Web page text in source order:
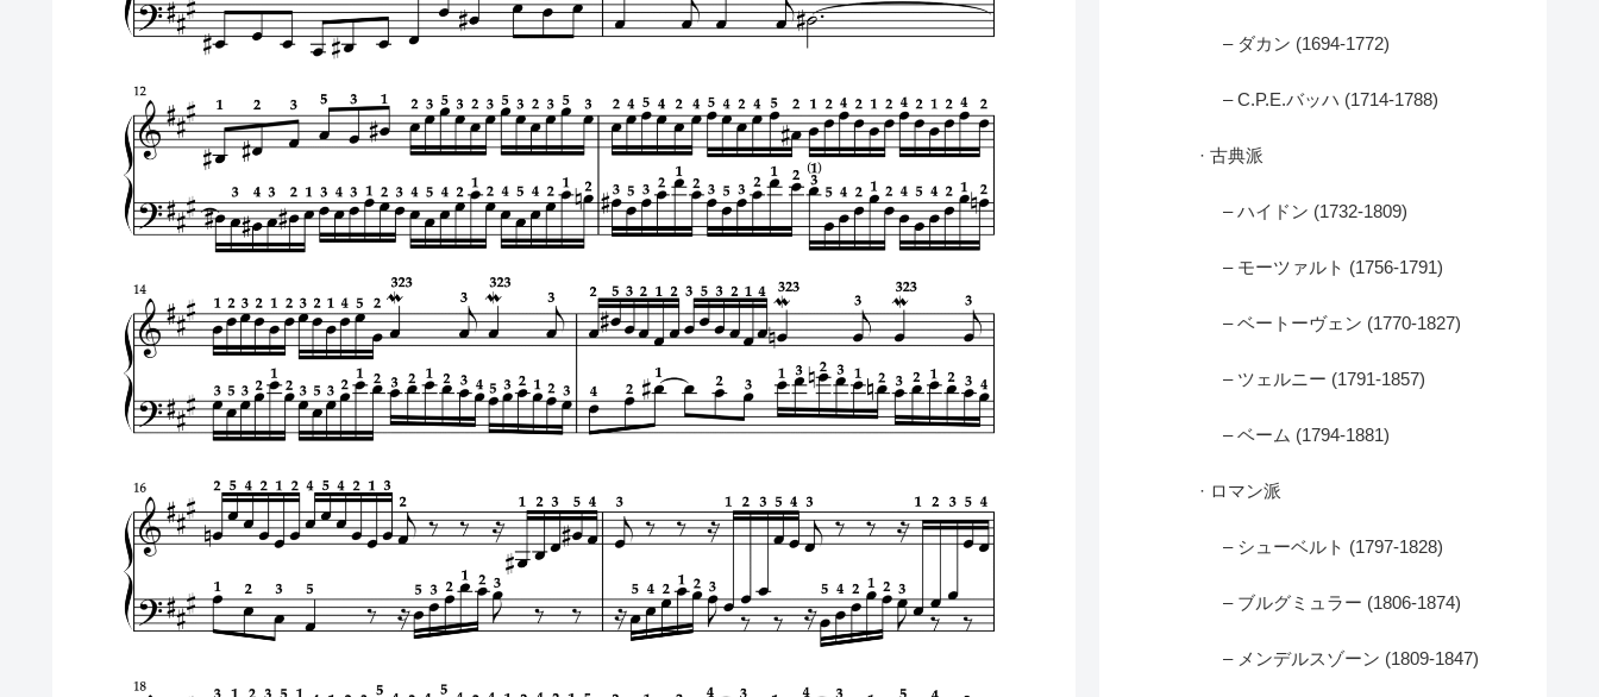
– ダカン (1694-1772)
– C.P.E.バッハ (1714-1788)
· 古典派
– ハイドン (1732-1809)
– モーツァルト (1756-1791)
– ベートーヴェン (1770-1827)
– ツェルニー (1791-1857)
– ベーム (1794-1881)
· ロマン派
– シューベルト (1797-1828)
– ブルグミュラー (1806-1874)
– メンデルスゾーン (1809-1847)